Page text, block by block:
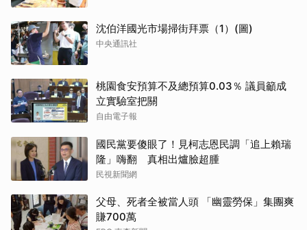
沈伯洋國光市場掃街拜票（1）(圖)
中央通訊社
桃園食安預算不及總預算0.03％ 議員籲成
立實驗室把關
自由電子報
國民黨要傻眼了！見柯志恩民調「追上賴瑞
隆」嗨翻 真相出爐臉超腫
民視新聞網
父母、死者全被當人頭 「幽靈勞保」集團爽
賺700萬